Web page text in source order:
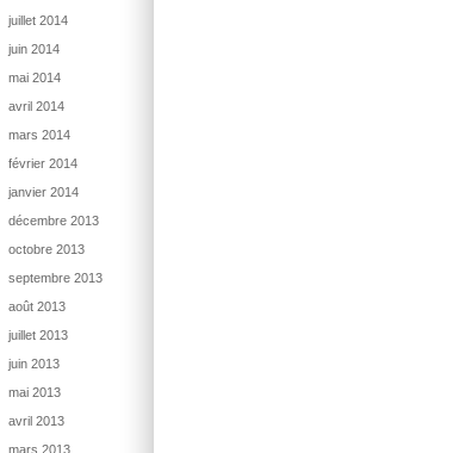
juillet 2014
juin 2014
mai 2014
avril 2014
mars 2014
février 2014
janvier 2014
décembre 2013
octobre 2013
septembre 2013
août 2013
juillet 2013
juin 2013
mai 2013
avril 2013
mars 2013